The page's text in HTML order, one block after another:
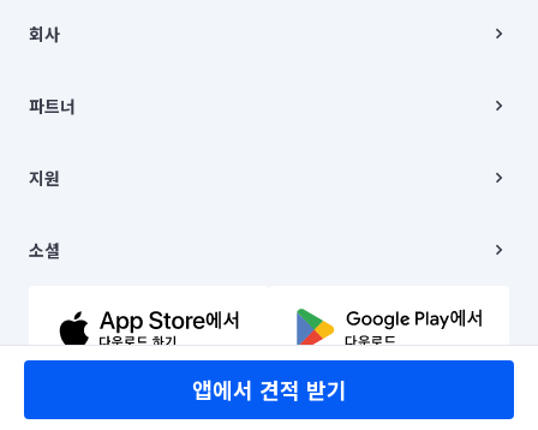
앱에서 견적 받기
00019 |
주소 | 본사: 서울특별시 종로구 율곡로 6(중학동, 트윈트리빌딩) B동 5층
컨택센터 : 서울특별시 종로구 수송동 율곡로 24, 7층, 8층 미소
상품, 상품정보, 거래에 관한 의무와 책임은 거래당사자에게 있습니다.
언론 보도 관련 문의:
© 유한회사 미소. Miso, Inc. All Rights Reserved.
회사
채용
파트너
이사
지원
이용약관
문의하기
소셜
유튜브